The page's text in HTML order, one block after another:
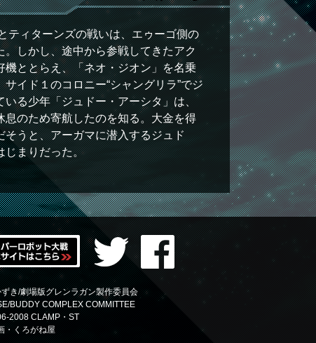
ティターンズの戦いは、エゥーゴ側の
しかし、途中から参戦してきたアク
機ととらえ、「ネオ・ジオン」を名乗
イド１のコロニー“シャングリラ”でジ
る少年「ジュドー・アーシタ」は、
息のため寄航したのを知る。大金を得
そうと、アーガマに潜入するジュド
まりだった。
き/劇場版グレンラガン製作委員会
BUDDY COMPLEX COMMITTEE
2008 CLAMP・ST
・くろがね屋